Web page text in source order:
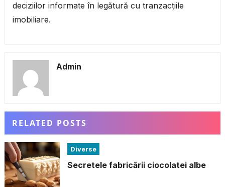
deciziilor informate în legătură cu tranzacțiile
imobiliare.
Admin
RELATED POSTS
Diverse
Secretele fabricării ciocolatei albe